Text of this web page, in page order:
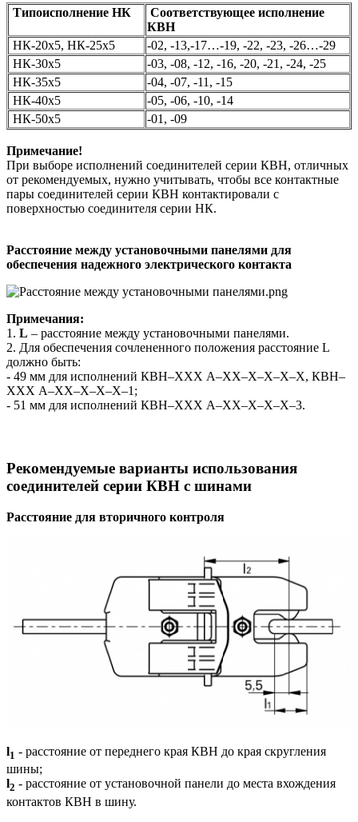
Типоисполнение НК
Соответствующее исполнение
КВН
НК-20х5, НК-25х5
-02, -13,-17…-19, -22, -23, -26…-29
НК-30х5
-03, -08, -12, -16, -20, -21, -24, -25
НК-35х5
-04, -07, -11, -15
НК-40х5
-05, -06, -10, -14
НК-50х5
-01, -09
Примечание!
При выборе исполнений соединителей серии КВН, отличных
от рекомендуемых, нужно учитывать, чтобы все контактные
пары соединителей серии КВН контактировали с
поверхностью соединителя серии НК.
Расстояние между установочными панелями для
обеспечения надежного электрического контакта
Примечания:
1. L – расстояние между установочными панелями.
2. Для обеспечения сочлененного положения расстояние L
должно быть:
- 49 мм для исполнений КВН–ХХХ А–ХХ–Х–Х–Х–Х, КВН–
ХХХ А–ХХ–Х–Х–Х–1;
- 51 мм для исполнений КВН–ХХХ А–ХХ–Х–Х–Х–3.
Рекомендуемые варианты использования
соединителей серии КВН с шинами
Расстояние для вторичного контроля
l1 - расстояние от переднего края КВН до края скругления
шины;
l2 - расстояние от установочной панели до места вхождения
контактов КВН в шину.